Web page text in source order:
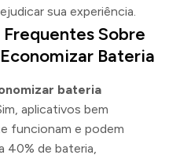
sua experiência.
Sobre
Bateria
bateria
aplicativos bem
funcionam e podem
40% de bateria,